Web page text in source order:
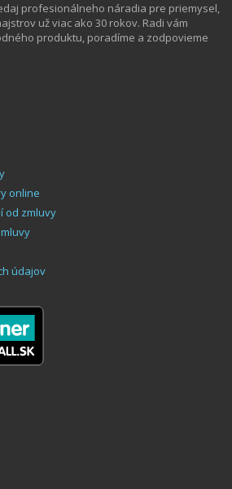
profesionálneho náradia pre priemysel,
už viac ako 30 rokov. Radi vám
produktu, poradíme a zodpovieme
online
od zmluvy
údajov